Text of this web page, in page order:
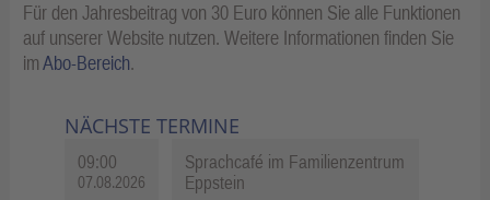
Für den Jahresbeitrag von 30 Euro können Sie alle Funktionen
auf unserer Website nutzen. Weitere Informationen finden Sie
imAbo-Bereich.
NÄCHSTE TERMINE
09:00
07.08.2026
Sprachcafé im Familienzentrum
Eppstein